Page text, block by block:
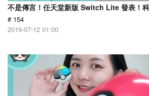
不是傳言！任天堂新版 Switch Lite 發表！
# 154
2019-07-12 01:00